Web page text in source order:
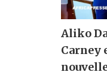
Aliko
Carney